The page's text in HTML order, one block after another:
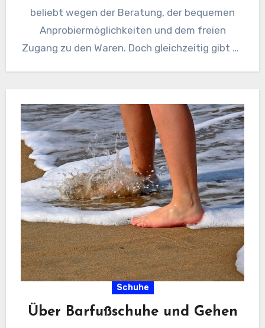
beliebt wegen der Beratung, der bequemen
Anprobiermöglichkeiten und dem freien
Zugang zu den Waren. Doch gleichzeitig gibt es
Schuhe
Über Barfußschuhe und Gehen